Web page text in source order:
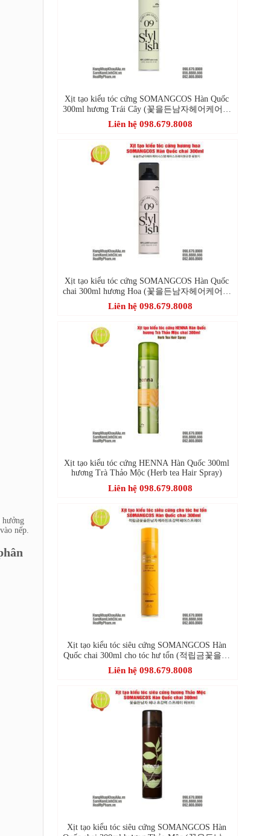
hưởng
nếp.
Xịt tạo kiểu tóc cứng SOMANGCOS Hàn Quốc
300ml hương Trái Cây (꽃을든남자헤어케어시
스템 헤어스프레이달콤한 과일향)
Liên hệ 098.679.8008
Xịt tạo kiểu tóc cứng SOMANGCOS Hàn Quốc
chai 300ml hương Hoa (꽃을든남자헤어케어시
스템 헤어스프레이향긋한 꽃향기)
Liên hệ 098.679.8008
Xịt tạo kiểu tóc cứng HENNA Hàn Quốc 300ml
hương Trà Thảo Mộc (Herb tea Hair Spray)
Liên hệ 098.679.8008
Xịt tạo kiểu tóc siêu cứng SOMANGCOS Hàn
Quốc chai 300ml cho tóc hư tổn (적립금꽃을든
남자케라틴초강력헤어스프레이)
Liên hệ 098.679.8008
Xịt tạo kiểu tóc siêu cứng SOMANGCOS Hàn